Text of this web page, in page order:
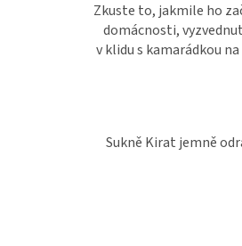
Zkuste to, jakmile ho
domácnosti,
v klidu s kamarádkou
Sukně Kirat jemně